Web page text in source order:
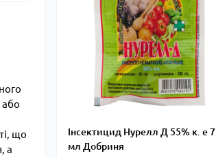
Інсектицид Нурелл Д 55% к. е 7
мл Добриня
або
що
а